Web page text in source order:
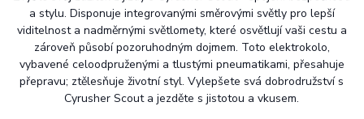
a stylu. Disponuje integrovanými směrovými světly pro lepší
viditelnost a nadměrnými světlomety, které osvětlují vaši cestu a
zároveň působí pozoruhodným dojmem. Toto elektrokolo,
vybavené celoodpruženými a tlustými pneumatikami, přesahuje
přepravu; ztělesňuje životní styl. Vylepšete svá dobrodružství s
Cyrusher Scout a jezděte s jistotou a vkusem.